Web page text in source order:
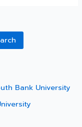
Bank University